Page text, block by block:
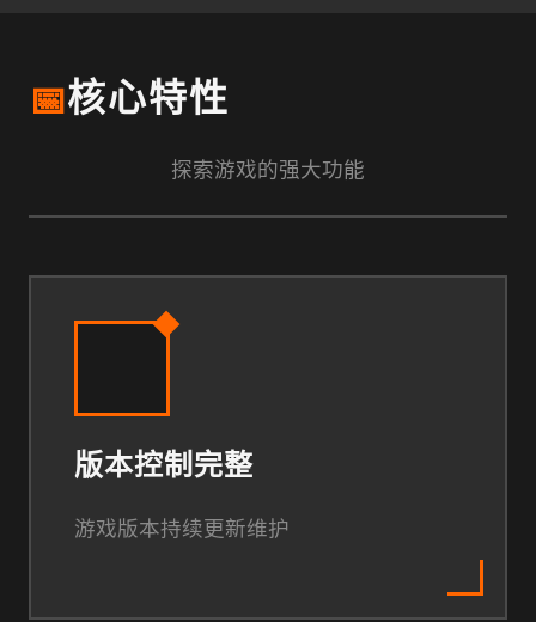
📅核心特性
探索游戏的强大功能
版本控制完整
游戏版本持续更新维护